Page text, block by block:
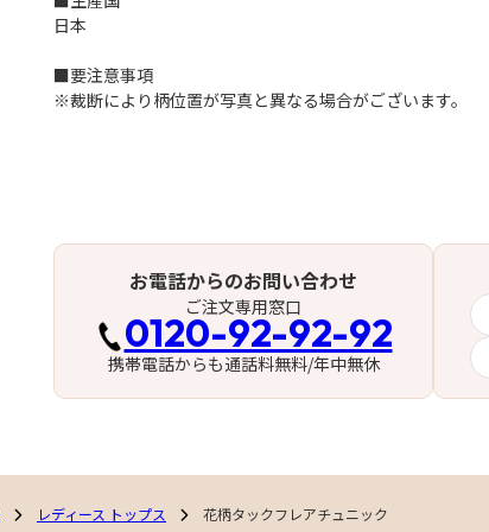
日本
■要注意事項
※裁断により柄位置が写真と異なる場合がございます。
お電話からのお問い合わせ
ご注文専用窓口
0120-92-92-92
携帯電話からも通話料無料/年中無休
レディース トップス 花柄タックフレアチュニック